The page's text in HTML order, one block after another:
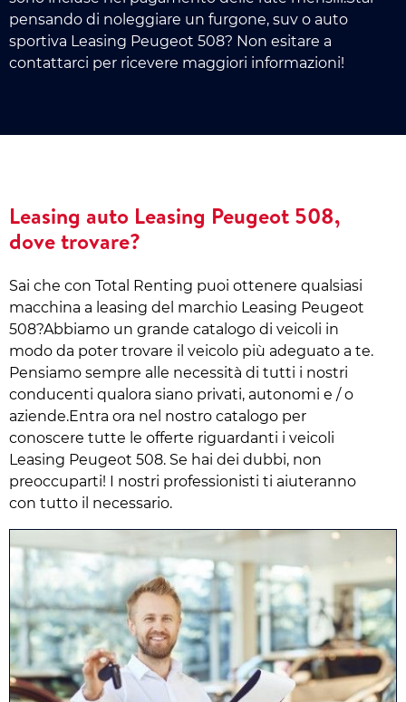
pensando di noleggiare un furgone, suv o auto
sportiva Leasing Peugeot 508? Non esitare a
contattarci per ricevere maggiori informazioni!
Leasing auto Leasing Peugeot 508,
dove trovare?
Sai che con Total Renting puoi ottenere qualsiasi
macchina a leasing del marchio Leasing Peugeot
508?Abbiamo un grande catalogo di veicoli in
modo da poter trovare il veicolo più adeguato a te.
Pensiamo sempre alle necessità di tutti i nostri
conducenti qualora siano privati, autonomi e / o
aziende.Entra ora nel nostro catalogo per
conoscere tutte le offerte riguardanti i veicoli
Leasing Peugeot 508. Se hai dei dubbi, non
preoccuparti! I nostri professionisti ti aiuteranno
con tutto il necessario.